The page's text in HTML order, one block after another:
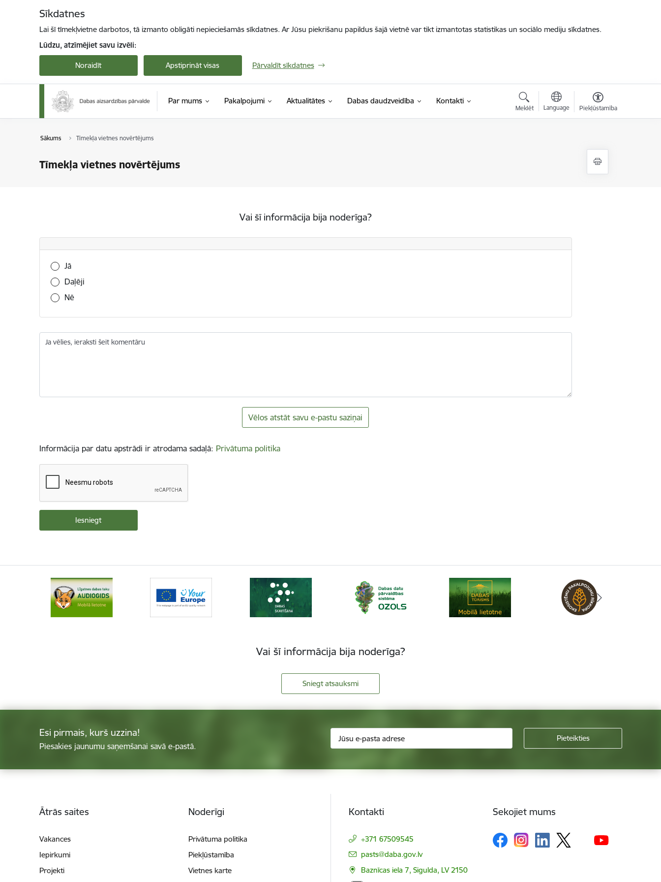
Sīkdatnes
Lai šī tīmekļvietne darbotos, tā izmanto obligāti nepieciešamās sīkdatnes. Ar Jūsu piekrišanu papildus šajā vietnē var tikt izmantotas statistikas un sociālo mediju sīkdatnes.
Lūdzu, atzīmējiet savu izvēli:
Noraidīt Apstiprināt visas Pārvaldīt sīkdatnes
Par mums Pakalpojumi Aktualitātes Dabas daudzveidība Kontakti
Meklēt Language Piekļūstamība
Sākums Tīmekļa vietnes novērtējums
Tīmekļa vietnes novērtējums
Vai šī informācija bija noderīga?
Vai šī informācija bija noderīga?
Jā
Daļēji
Nē
Ja vēlies, ieraksti šeit komentāru
Vēlos atstāt savu e-pastu saziņai
Informācija par datu apstrādi ir atrodama sadaļā: Privātuma politika
Vai šī informācija bija noderīga?
Sniegt atsauksmi
Esi pirmais, kurš uzzina!
Piesakies jaunumu saņemšanai savā e-pastā.
Ātrās saites
Vakances
Iepirkumi
Projekti
Noderīgi
Privātuma politika
Piekļūstamība
Vietnes karte
Kontakti
+371 67509545
E-pasts:
pasts@daba.gov.lv
Baznīcas iela 7, Sigulda, LV 2150
Sekojiet mums